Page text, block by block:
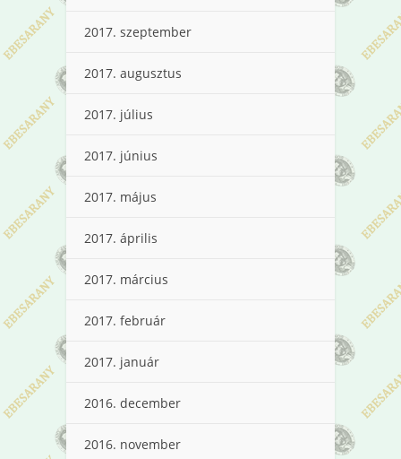
2017. szeptember
2017. augusztus
2017. július
2017. június
2017. május
2017. április
2017. március
2017. február
2017. január
2016. december
2016. november